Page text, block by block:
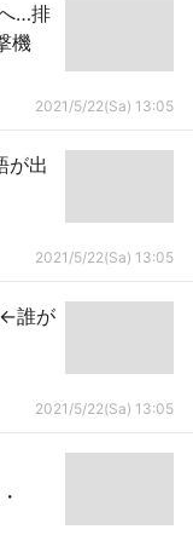
…排
機
2021/5/22(Sa) 13:05
が出
2021/5/22(Sa) 13:05
誰が
2021/5/22(Sa) 13:05